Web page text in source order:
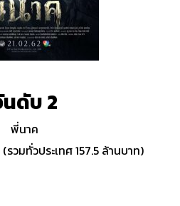
ดับ 2
พี่นาค
(รวมทั่วประเทศ 157.5 ล้านบาท)